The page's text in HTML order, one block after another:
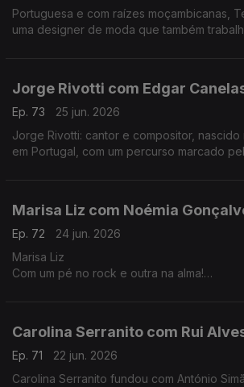
Portuguesa e com raízes moçambicanas,
uma designer de moda que também
Jorge Rivotti com Edgar
Ep. 73
25 jun. 2026
Jorge Rivotti: cantor e compositor, nascido
em Portugal, com um percurso marcado
Marisa Liz com Noémia
Ep. 72
24 jun. 2026
Marisa Liz
Com um pé no rock e outra na alma!
Carolina Serranito com Rui
Ep. 71
22 jun. 2026
Carolina Serranito fundou com António